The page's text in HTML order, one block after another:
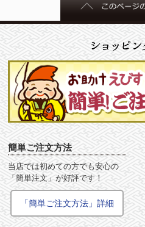
簡単ご注文方法
当店では初めての方でも安心の
「簡単注文」が好評です！
「簡単ご注文方法」詳細